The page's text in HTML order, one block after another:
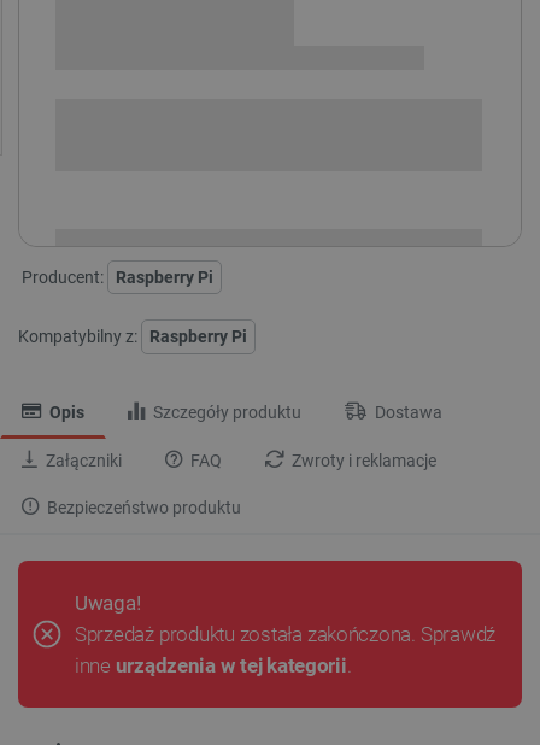
Producent: Raspberry Pi
Kompatybilny z: Raspberry Pi
Opis Szczegóły produktu Dostawa
Załączniki FAQ Zwroty i reklamacje
Bezpieczeństwo produktu
Uwaga!
Sprzedaż produktu została zakończona. Sprawdź
inne urządzenia w tej kategorii.